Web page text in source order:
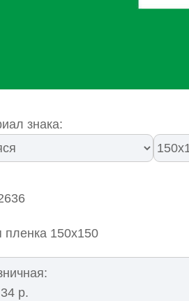
знака:
150х150
34 р.